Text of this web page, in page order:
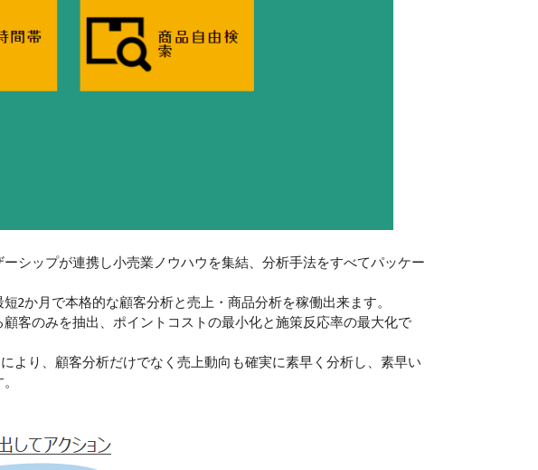
シップが連携し小売業ノウハウを集結、分析手法をすべてパッケー
2か月で本格的な顧客分析と売上・商品分析を稼働出来ます。
客のみを抽出、ポイントコストの最小化と施策反応率の最大化で
より、顧客分析だけでなく売上動向も確実に素早く分析し、素早い